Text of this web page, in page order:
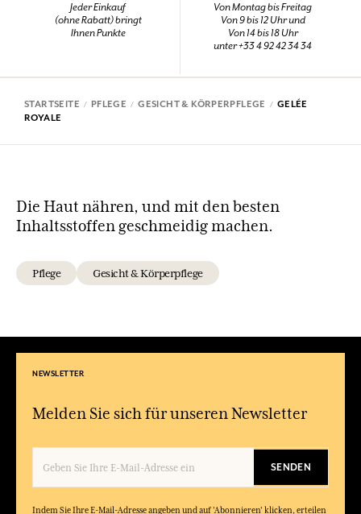
Jeder Einkauf
(ohne Rabatt) bringt
Ihnen Punkte
Von Montag bis Freitag
Von 9 bis 12 Uhr und
Von 14 bis 18 Uhr
unter +33 4 92 42 34 34
STARTSEITE PFLEGE GESICHT & KÖRPERPFLEGE
GELÉE
ROYALE
Die Haut nähren, und mit den besten
Inhaltsstoffen geschmeidig machen.
Pflege Gesicht & Körperpflege
NEWSLETTER
Melden Sie sich für unseren Newsletter
SENDEN
Indem Sie Ihre E-Mail-Adresse angeben und auf 'Abonnieren' klicken, erteilen